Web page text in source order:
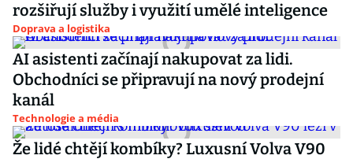
rozšiřují služby i využití umělé inteligence
Doprava a logistika
AI asistenti začínají nakupovat za lidi.
Obchodníci se připravují na nový prodejní
kanál
Technologie a média
Že lidé chtějí kombíky? Luxusní Volva V90